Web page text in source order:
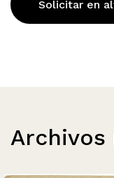
Solicitar en
Archivos